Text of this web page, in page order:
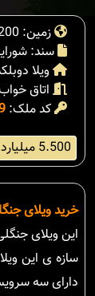
زمین: 200 متر
سند:
ویلا
اتاق
کد ملک:
5.500 میلیارد تومان (نقد و اقساط)
خرید ویلای
این ویلای جنگلی در شمال در بنایی با متراژ ۲۰۰ متر
سازه ی این
دارای سه